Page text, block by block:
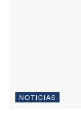
NOTICIAS